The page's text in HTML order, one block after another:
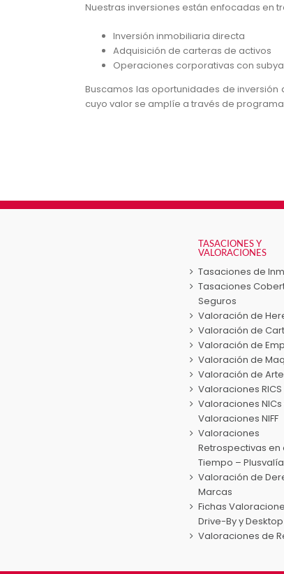
Nuestras inversiones están enfocadas en
Inversión inmobiliaria directa
Adquisición de carteras de activos
Operaciones corporativas con
Buscamos las oportunidades de
cuyo valor se amplíe a través de
TASACIONES Y
VALORACIONES
Tasaciones de
Tasaciones
Seguros
Valoración de
Valoración de
Valoración de
Valoración de
Valoración de Arte
Valoraciones RICS
Valoraciones NICs
Valoraciones NIFF
Valoraciones
Retrospectivas en
Tiempo – Plusvalía
Valoración de
Marcas
Fichas
Drive-By y Desktop
Valoraciones de